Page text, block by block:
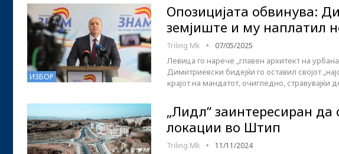
ИЗБОР
Опозицијата обвинува:
земјиште и му наплатил
Triling Mk 07/05/2025
Левица го нарече „главен архитект на
Димитриевски бидејќи го оставил својот
крајот на мандатот, очигледно,
„Лидл“ заинтересиран
локации во Штип
Triling Mk 11/11/2024